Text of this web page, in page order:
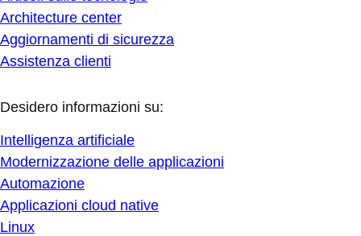
Architecture center
Aggiornamenti di sicurezza
Assistenza clienti
Desidero informazioni su:
Intelligenza artificiale
Modernizzazione delle applicazioni
Automazione
Applicazioni cloud native
Linux